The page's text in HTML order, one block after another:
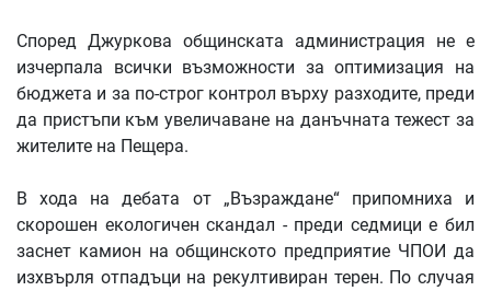
Според Джуркова общинската администрация не е
изчерпала всички възможности за оптимизация на
бюджета и за по-строг контрол върху разходите, преди
да пристъпи към увеличаване на данъчната тежест за
жителите на Пещера.
В хода на дебата от „Възраждане“ припомниха и
скорошен екологичен скандал - преди седмици е бил
заснет камион на общинското предприятие ЧПОИ да
изхвърля отпадъци на рекултивиран терен. По случая